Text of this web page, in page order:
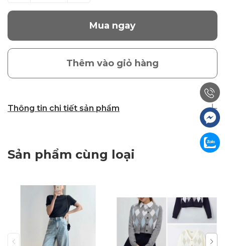
Mua ngay
Thêm vào giỏ hàng
Thông tin chi tiết sản phẩm
Sản phẩm cùng loại